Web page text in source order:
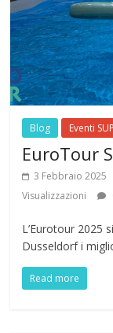
Blog Eventi
EuroTour
3 Febbraio 2025
Visualizzazioni
L’Eurotour 2025
Dusseldorf i
Read more